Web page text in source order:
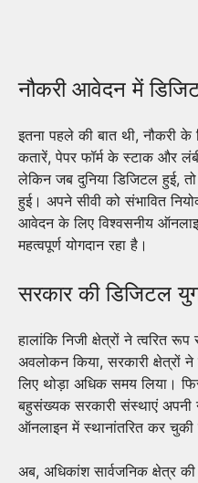
नौकरी आवेदन में
इतना पहले की बात थी, नौकरी
कतारें, पेपर फॉर्म के स्टाक और
लेकिन जब दुनिया डिजिटल हुई,
हुई। अपने सीवी को संभावित
आवेदन के लिए विश्वसनीय
महत्वपूर्ण योगदान रहा है।
सरकार की डिजिटल
हालांकि निजी क्षेत्रों ने त्वरित
अवलोकन किया, सरकारी
लिए थोड़ा अधिक समय लिया।
बहुसंख्यक सरकारी संस्थाएं अपनी
ऑनलाइन में स्थानांतरित कर चुकी
अब, अधिकांश सार्वजनिक क्षेत्र